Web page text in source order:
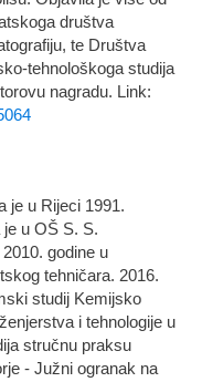
društva
te Društva
tehnološkoga studija
nagradu. Link:
je u Rijeci 1991.
u OŠ S. S.
godine u
tehničara. 2016.
studij Kemijsko
i tehnologije u
stručnu praksu
- Južni ogranak na